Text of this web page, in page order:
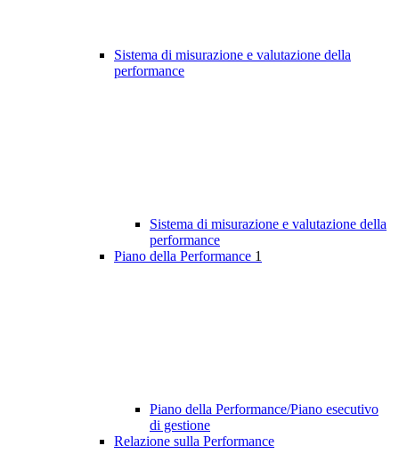
Sistema di misurazione e valutazione della
performance
Sistema di misurazione e valutazione della
performance
Piano della Performance 1
Piano della Performance/Piano esecutivo
di gestione
Relazione sulla Performance